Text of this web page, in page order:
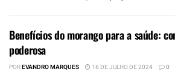
Benefícios do morango para a saúde:
poderosa
POREVANDRO MARQUES 16 DE JULHO DE 2024 0